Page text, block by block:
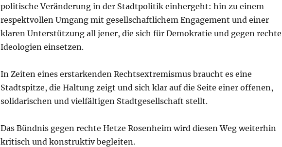
politische Veränderung in der Stadtpolitik einhergeht: hin zu einem
respektvollen Umgang mit gesellschaftlichem Engagement und einer
klaren Unterstützung all jener, die sich für Demokratie und gegen rechte
Ideologien einsetzen.
In Zeiten eines erstarkenden Rechtsextremismus braucht es eine
Stadtspitze, die Haltung zeigt und sich klar auf die Seite einer offenen,
solidarischen und vielfältigen Stadtgesellschaft stellt.
Das Bündnis gegen rechte Hetze Rosenheim wird diesen Weg weiterhin
kritisch und konstruktiv begleiten.